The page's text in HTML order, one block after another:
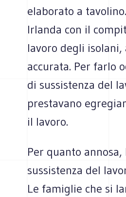
elaborato a
Irlanda con il
lavoro degli
accurata. Per farlo
di sussistenza del
prestavano
il lavoro.
Per quanto
sussistenza del
Le famiglie che si